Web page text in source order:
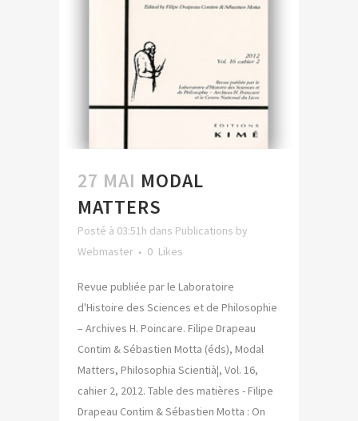
27 MAI MODAL
MATTERS
Posté à 03:51h dans Publications by
Webmaster
0 Likes
Revue publiée par le Laboratoire
d'Histoire des Sciences et de Philosophie
– Archives H. Poincare. Filipe Drapeau
Contim & Sébastien Motta (éds), Modal
Matters, Philosophia Scientià¦, Vol. 16,
cahier 2, 2012. Table des matières - Filipe
Drapeau Contim & Sébastien Motta : On